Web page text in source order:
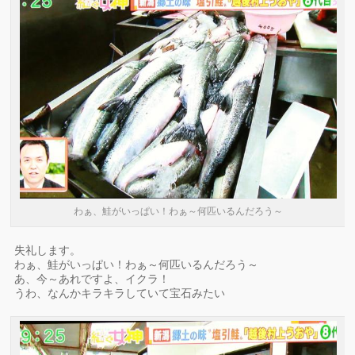
わぁ、鮭がいっぱい！わぁ～何匹いるんだろう～
失礼します。
わぁ、鮭がいっぱい！わぁ～何匹いるんだろう～
あ、今～あれですよ、イクラ！
うわ、なんかキラキラしていて宝石みたい